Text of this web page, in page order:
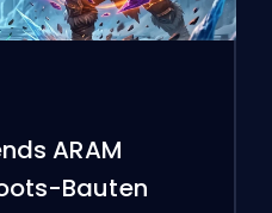
ARAM
Bauten